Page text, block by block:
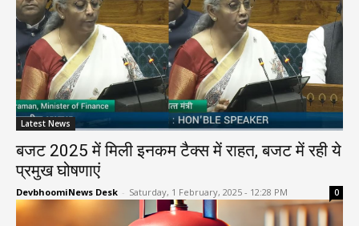
Latest News
बजट 2025 में मिली इनकम टैक्स में राहत, बजट में रही ये
प्रमुख घोषणाएं
DevbhoomiNews Desk - Saturday, 1 February, 2025 - 12:28 PM 0